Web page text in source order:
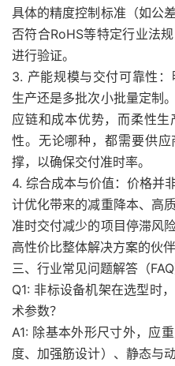
具体的精度控制标准（如公
否符合RoHS等特定行业法
进行验证。
3. 产能规模与交付可靠性
生产还是多批次小批量定制
应链和成本优势，而柔性
性。无论哪种，都需要供
撑，以确保交付准时率。
4. 综合成本与价值：价格并
计优化带来的减重降本、高
准时交付减少的项目停滞风
高性价比整体解决方案的伙
三、行业常见问题解答（FAQ
Q1: 非标设备机架在选型时
术参数？
A1: 除基本外形尺寸外，应
度、加强筋设计）、静态与